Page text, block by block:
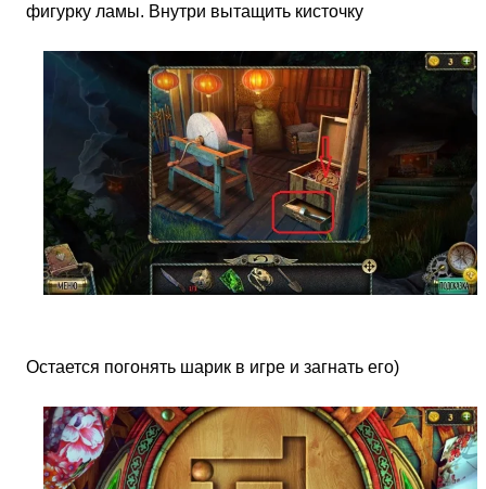
фигурку ламы. Внутри вытащить кисточку
Остается погонять шарик в игре и загнать его)